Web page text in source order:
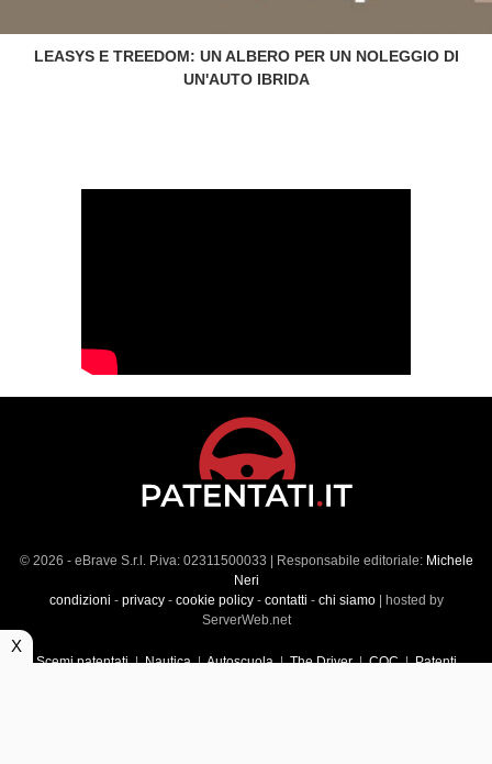
LEASYS E TREEDOM: UN ALBERO PER UN NOLEGGIO DI
UN'AUTO IBRIDA
© 2026 - eBrave S.r.l. P.iva: 02311500033 | Responsabile editoriale: Michele
Neri
condizioni - privacy- cookie policy- contatti - chi siamo| hosted by
ServerWeb.net
Scemi patentati|Nautica|Autoscuola|The Driver|CQC|Patenti
X